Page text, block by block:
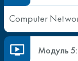
Computer
Модуль 5: